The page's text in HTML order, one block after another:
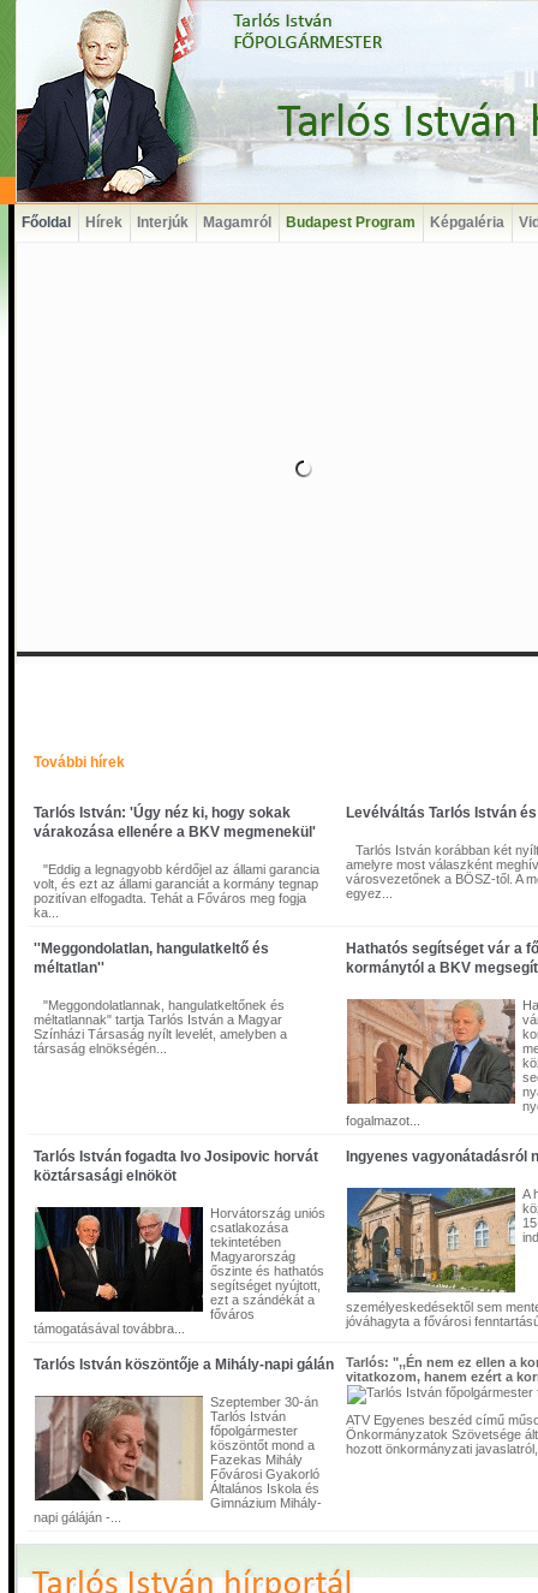
Főoldal Hírek Interjúk Magamról Budapest Program Képgaléria
"Eddig a legnagyobb kérdőjel az állami garancia volt, és ezt az állami
kormány tegnap pozitívan elfogadta. Tehát a Főváros meg fogja kapni azt az
garanciát, amivel azt az elkészpesztően magas adósságállományt kezelni
ennek alapján úgy néz ki, hogy sokak várakozása ellenére a BKV
mondta március 8-i sajtótájékoztatóján Tarlós István főpolgármester.
Levélváltás Tarlós István és a BÖSZ között
További hírek
Tarlós István: 'Úgy néz ki, hogy sokak
várakozása ellenére a BKV megmenekül'
"Eddig a legnagyobb kérdőjel az állami garancia
volt, és ezt az állami garanciát a kormány tegnap
pozitívan elfogadta. Tehát a Főváros meg fogja
ka...
Levélváltás Tarlós István
Tarlós István korábban két
amelyre most válaszként
városvezetőnek a BÖSZ-től. A
egyez...
''Meggondolatlan, hangulatkeltő és
méltatlan''
"Meggondolatlannak, hangulatkeltőnek és
méltatlannak" tartja Tarlós István a Magyar
Színházi Társaság nyílt levelét, amelyben a
társaság elnökségén...
Hathatós segítséget vár a
kormánytól a BKV
fogalmazot...
Tarlós István fogadta Ivo Josipovic horvát
köztársasági elnököt
Horvátország uniós
csatlakozása
tekintetében
Magyarország
őszinte és hathatós
segítséget nyújtott,
ezt a szándékát a
főváros
támogatásával továbbra...
Ingyenes vagyonátadásról
A
személyeskedésektől sem
jóváhagyta a fővárosi
Tarlós István köszöntője a Mihály-napi gálán
Szeptember 30-án
Tarlós István
főpolgármester
köszöntőt mond a
Fazekas Mihály
Fővárosi Gyakorló
Általános Iskola és
Gimnázium Mihály-
napi gáláján -...
Tarlós: ",,Én nem ez ellen a
vitatkozom, hanem ezért a
ATV Egyenes beszéd című
Önkormányzatok Szövetsége
hozott önkormányzati